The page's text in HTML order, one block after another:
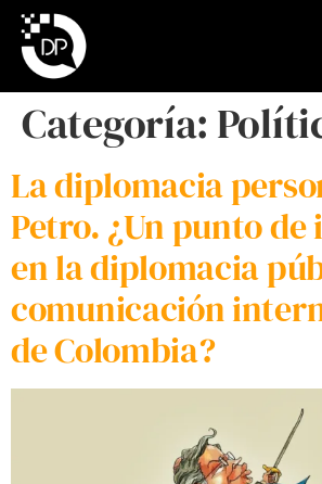
Categoría:
La diplomacia
Petro. ¿Un punto
en la diplomacia
comunicación
de Colombia?